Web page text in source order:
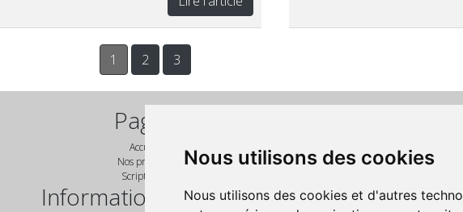
Nous utilisons des cookies
Nous utilisons des cookies et d'autres
1 2 3
Pages
Accueil
Nos produits
Script PHP
Informations légales
Nous
de